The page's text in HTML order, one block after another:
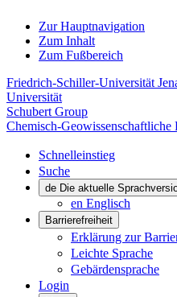
Zur Hauptnavigation
Zum Inhalt
Zum Fußbereich
Friedrich-Schiller-Universität
Universität
Schubert Group
Chemisch-Geowissenschaftliche
Schnelleinstieg
Suche
de Die aktuelle
en Englisch
Barrierefreiheit
Erklärung zur
Leichte Sprache
Gebärdensprache
Login